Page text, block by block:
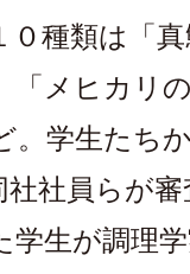
種類は「
「メヒカ
。学生たち
社社員らが
学生が調理